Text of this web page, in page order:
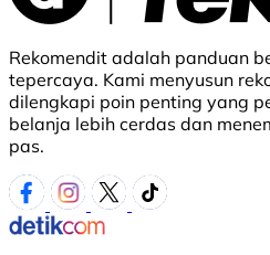
Rekomendit adalah panduan
tepercaya. Kami menyusun
dilengkapi poin penting yang
belanja lebih cerdas dan
pas.